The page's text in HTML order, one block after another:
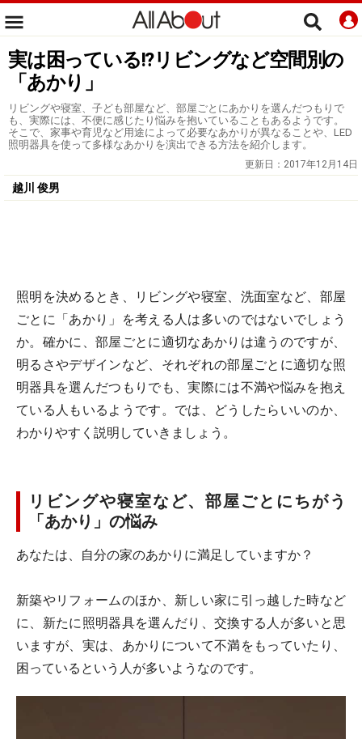
実は困っている!?リビングなど空間別の
「あかり」
リビングや寝室、子ども部屋など、部屋ごとにあかりを選んだつもりで
も、実際には、不便に感じたり悩みを抱いていることもあるようです。
そこで、家事や育児など用途によって必要なあかりが異なることや、LED
照明器具を使って多様なあかりを演出できる方法を紹介します。
更新日： 2017年12月14日
越川 俊男
照明を決めるとき、リビングや寝室、洗面室など、部屋
ごとに「あかり」を考える人は多いのではないでしょう
か。確かに、部屋ごとに適切なあかりは違うのですが、
明るさやデザインなど、それぞれの部屋ごとに適切な照
明器具を選んだつもりでも、実際には不満や悩みを抱え
ている人もいるようです。では、どうしたらいいのか、
わかりやすく説明していきましょう。
リビングや寝室など、部屋ごとにちがう
「あかり」の悩み
あなたは、自分の家のあかりに満足していますか？
新築やリフォームのほか、新しい家に引っ越した時など
に、新たに照明器具を選んだり、交換する人が多いと思
いますが、実は、あかりについて不満をもっていたり、
困っているという人が多いようなのです。